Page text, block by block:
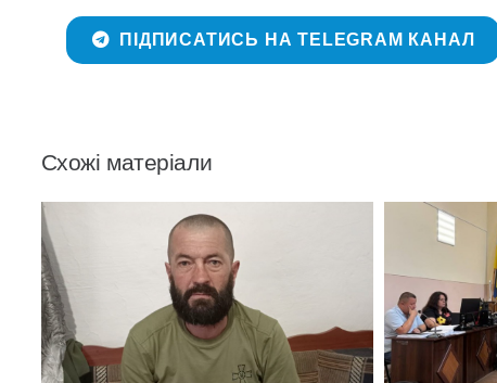
ПІДПИСАТИСЬ НА TELEGRAM КАНАЛ
Схожі матеріали